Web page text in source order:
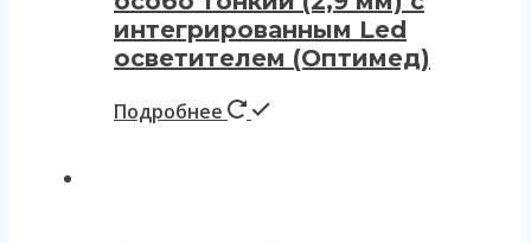
интегрированным Led
осветителем (Оптимед)
Подробнее